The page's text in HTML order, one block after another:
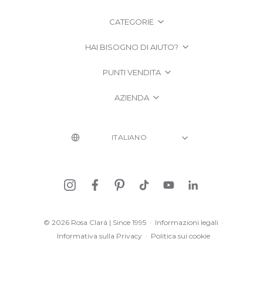
CATEGORIE
HAI BISOGNO DI AIUTO?
PUNTI VENDITA
AZIENDA
© 2026 Rosa Clará | Since 1995 · Informazioni legali ·
Informativa sulla Privacy · Politica sui cookie